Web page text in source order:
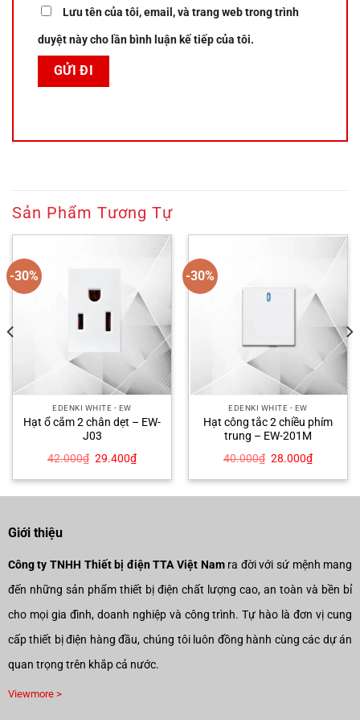
Lưu tên của tôi, email, và trang web trong trình
duyệt này cho lần bình luận kế tiếp của tôi.
Sản Phẩm Tương Tự
-30%
EDENKI WHITE - EW
Hạt ổ cắm 2 chân dẹt – EW-
J03
42.000₫ Giá
là:
29.400₫Giá
hiện
tại
29.400₫.
-30%
EDENKI WHITE - EW
Hạt công tắc 2 chiều phím
trung – EW-201M
40.000₫ Giá
là:
28.000₫Giá
hiện
tại
28.000₫.
Giới thiệu
Công ty TNHH Thiết bị điện TTA Việt Namra đời với sứ mệnh mang
đến những sản phẩm thiết bị điện chất lượng cao, an toàn và bền bỉ
cho mọi gia đình, doanh nghiệp và công trình. Tự hào là đơn vị cung
cấp thiết bị điện hàng đầu, chúng tôi luôn đồng hành cùng các dự án
quan trọng trên khắp cả nước.
Viewmore >